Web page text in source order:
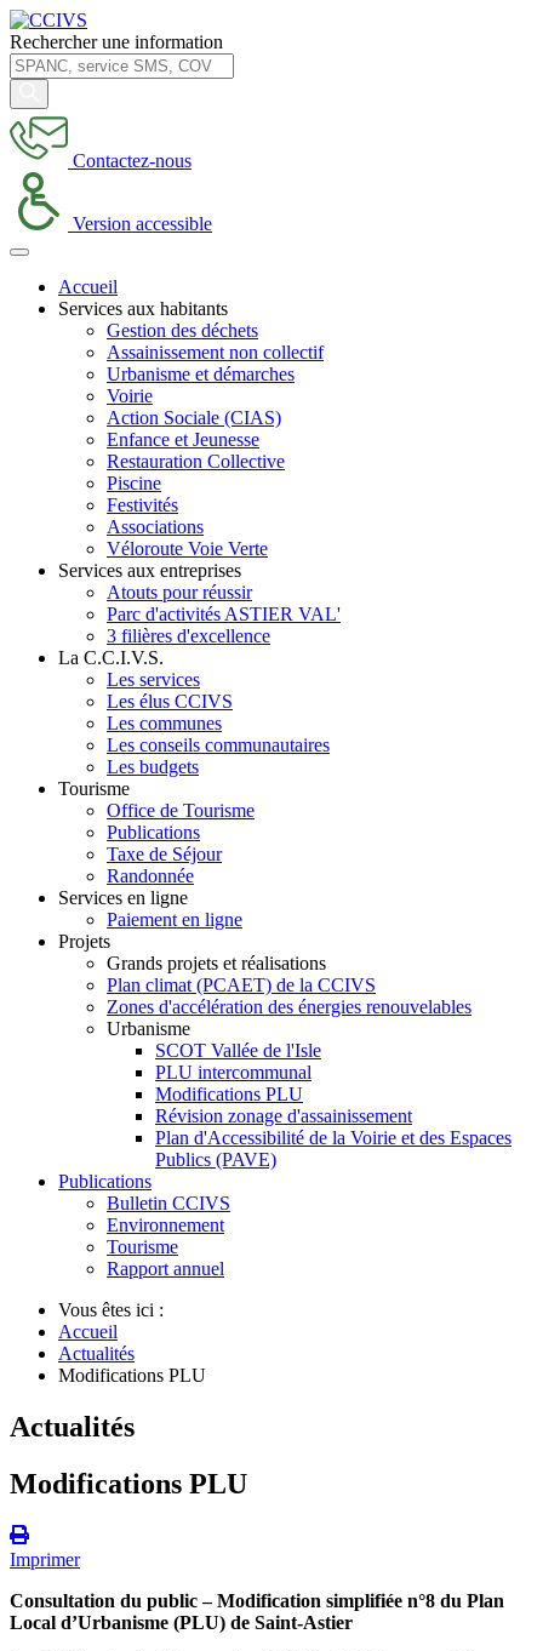
Rechercher une information
Contactez-nous
Version accessible
Accueil
Services aux habitants
Gestion des déchets
Assainissement non collectif
Urbanisme et démarches
Voirie
Action Sociale (CIAS)
Enfance et Jeunesse
Restauration Collective
Piscine
Festivités
Associations
Véloroute Voie Verte
Services aux entreprises
Atouts pour réussir
Parc d'activités ASTIER VAL'
3 filières d'excellence
La C.C.I.V.S.
Les services
Les élus CCIVS
Les communes
Les conseils communautaires
Les budgets
Tourisme
Office de Tourisme
Publications
Taxe de Séjour
Randonnée
Services en ligne
Paiement en ligne
Projets
Grands projets et réalisations
Plan climat (PCAET) de la CCIVS
Zones d'accélération des énergies renouvelables
Urbanisme
SCOT Vallée de l'Isle
PLU intercommunal
Modifications PLU
Révision zonage d'assainissement
Plan d'Accessibilité de la Voirie et des Espaces
Publics (PAVE)
Publications
Bulletin CCIVS
Environnement
Tourisme
Rapport annuel
Vous êtes ici :
Accueil
Actualités
Modifications PLU
Actualités
Modifications PLU
Imprimer
Consultation du public – Modification simplifiée n°8 du Plan
Local d’Urbanisme (PLU) de Saint-Astier